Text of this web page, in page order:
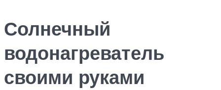
Солнечный
водонагреватель
своими руками